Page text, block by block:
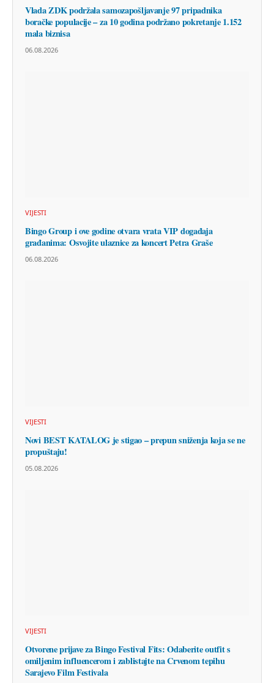
Vlada ZDK podržala samozapošljavanje 97 pripadnika
boračke populacije – za 10 godina podržano pokretanje 1.152
mala biznisa
06.08.2026
VIJESTI
Bingo Group i ove godine otvara vrata VIP događaja
građanima: Osvojite ulaznice za koncert Petra Graše
06.08.2026
VIJESTI
Novi BEST KATALOG je stigao – prepun sniženja koja se ne
propuštaju!
05.08.2026
VIJESTI
Otvorene prijave za Bingo Festival Fits: Odaberite outfit s
omiljenim influencerom i zablistajte na Crvenom tepihu
Sarajevo Film Festivala